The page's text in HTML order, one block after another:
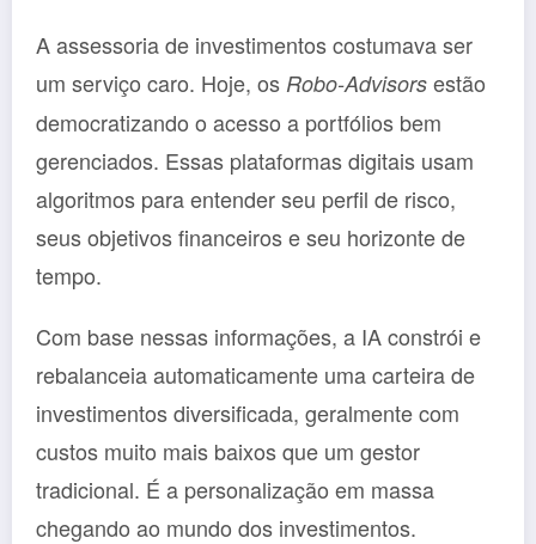
A assessoria de investimentos costumava ser
um serviço caro. Hoje, os Robo-Advisors estão
democratizando o acesso a portfólios bem
gerenciados. Essas plataformas digitais usam
algoritmos para entender seu perfil de risco,
seus objetivos financeiros e seu horizonte de
tempo.
Com base nessas informações, a IA constrói e
rebalanceia automaticamente uma carteira de
investimentos diversificada, geralmente com
custos muito mais baixos que um gestor
tradicional. É a personalização em massa
chegando ao mundo dos investimentos.